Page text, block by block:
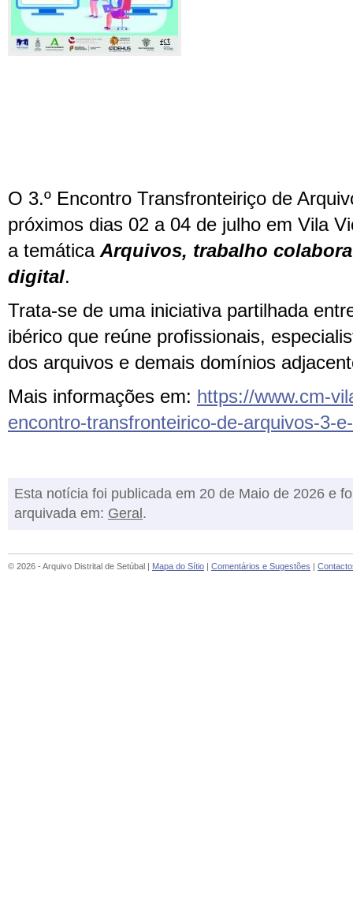
O 3.º Encontro Transfronteiriço de
próximos dias 02 a 04 de julho em Vila
a temática Arquivos, trabalho
digital.
Trata-se de uma iniciativa partilhada
ibérico que reúne profissionais,
dos arquivos e demais domínios
Mais informações em: https://www.cm-
encontro-transfronteirico-de-arquivos-3-
Esta notícia foi publicada em 20 de Maio de 2026 e
arquivada em: Geral .
© 2026 - Arquivo Distrital de Setúbal | Mapa do Sítio | Comentários e Sugestões |